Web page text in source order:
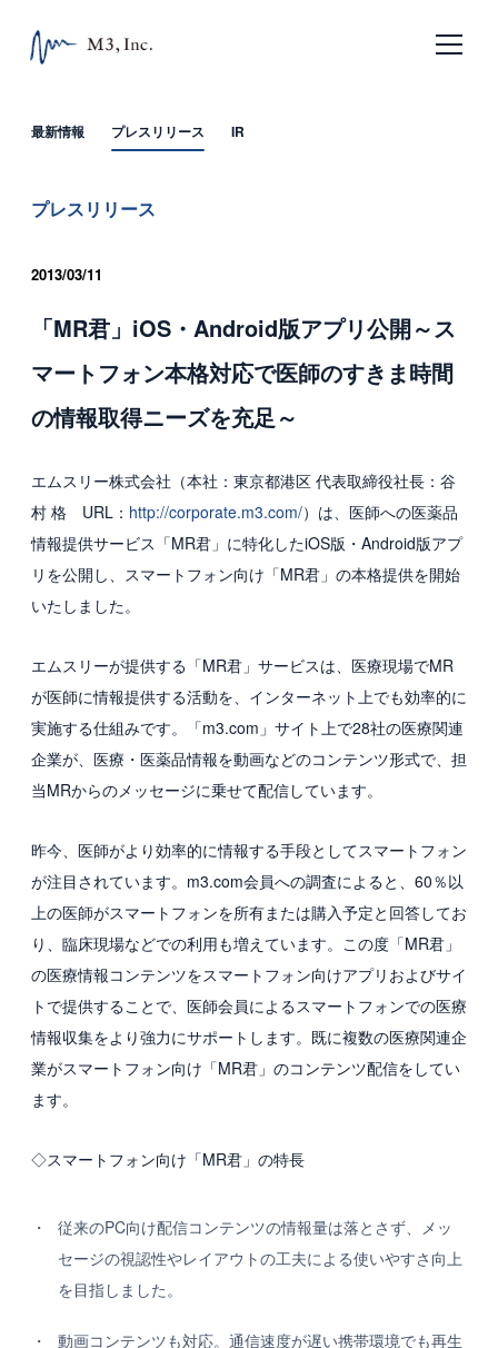
会社概要
沿革
エムスリー
国内グループ会社
海外グループ会社
投資家情報・プレスリリース
IR
プレスリリース
ESGへの取り組み
ガバナンス
社会
環境
採用情報
募集職種
グループ会社 採用情報
最新情報 プレスリリース IR
プレスリリース
2013/03/11
「MR君」iOS・Android版アプリ公開～ス
マートフォン本格対応で医師のすきま時間
の情報取得ニーズを充足～
エムスリー株式会社（本社：東京都港区 代表取締役社長：谷
村 格 URL： http://corporate.m3.com/）は、医師への医薬品
情報提供サービス「MR君」に特化したiOS版・Android版アプ
リを公開し、スマートフォン向け「MR君」の本格提供を開始
いたしました。
エムスリーが提供する「MR君」サービスは、医療現場でMR
が医師に情報提供する活動を、インターネット上でも効率的に
実施する仕組みです。「m3.com」サイト上で28社の医療関連
企業が、医療・医薬品情報を動画などのコンテンツ形式で、担
当MRからのメッセージに乗せて配信しています。
昨今、医師がより効率的に情報する手段としてスマートフォン
が注目されています。m3.com会員への調査によると、60％以
上の医師がスマートフォンを所有または購入予定と回答してお
り、臨床現場などでの利用も増えています。この度「MR君」
の医療情報コンテンツをスマートフォン向けアプリおよびサイ
トで提供することで、医師会員によるスマートフォンでの医療
情報収集をより強力にサポートします。既に複数の医療関連企
業がスマートフォン向け「MR君」のコンテンツ配信をしてい
ます。
◇スマートフォン向け「MR君」の特長
従来のPC向け配信コンテンツの情報量は落とさず、メッ
セージの視認性やレイアウトの工夫による使いやすさ向上
を目指しました。
動画コンテンツも対応。通信速度が遅い携帯環境でも再生